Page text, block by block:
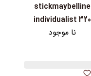
stickmaybelline
individualist 320
نا موجود